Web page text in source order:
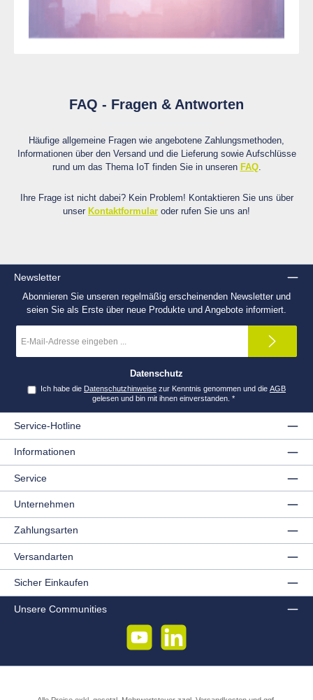
FAQ - Fragen & Antworten
Häufige allgemeine Fragen wie angebotene Zahlungsmethoden,
Informationen über den Versand und die Lieferung sowie Aufschlüsse
rund um das Thema IoT finden Sie in unseren FAQ.
Ihre Frage ist nicht dabei? Kein Problem! Kontaktieren Sie uns über
unser Kontaktformular oder rufen Sie uns an!
Newsletter
Abonnieren Sie unseren regelmäßig erscheinenden Newsletter und
seien Sie als Erste über neue Produkte und Angebote informiert.
Mail-
*
Datenschutz
Ich habe die Datenschutzhinweisezur Kenntnis genommen und die AGB
gelesen und bin mit ihnen einverstanden. *
Service-Hotline
Informationen
Service
Unternehmen
Zahlungsarten
Versandarten
Sicher Einkaufen
Unsere Communities
YouTube